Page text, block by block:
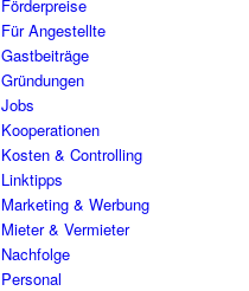
Förderpreise
Für Angestellte
Gastbeiträge
Gründungen
Jobs
Kooperationen
Kosten & Controlling
Linktipps
Marketing & Werbung
Mieter & Vermieter
Nachfolge
Personal